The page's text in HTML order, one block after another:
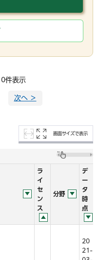
件表示
次へ ＞
画面サイズで表示
ラ
イ
セ
ン
ス
分野
デ
ー
タ
時
点
20
21-